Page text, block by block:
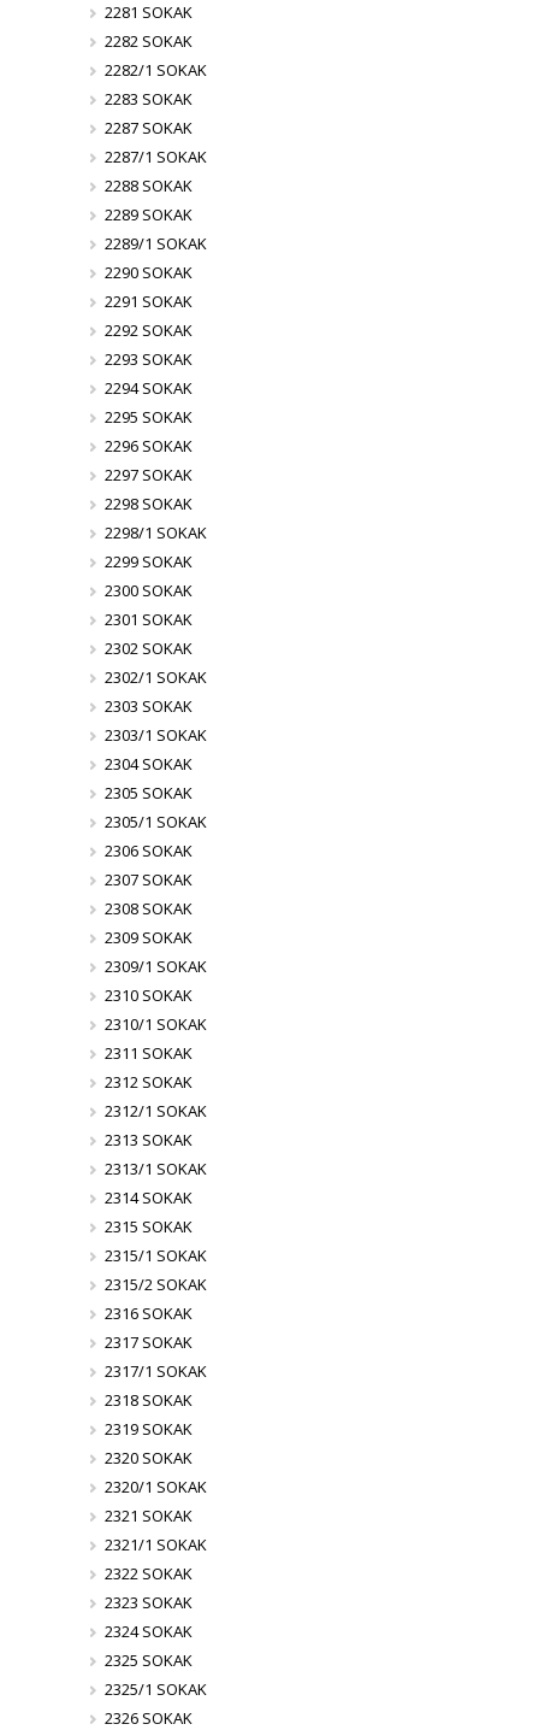
2281 SOKAK
2282 SOKAK
2282/1 SOKAK
2283 SOKAK
2287 SOKAK
2287/1 SOKAK
2288 SOKAK
2289 SOKAK
2289/1 SOKAK
2290 SOKAK
2291 SOKAK
2292 SOKAK
2293 SOKAK
2294 SOKAK
2295 SOKAK
2296 SOKAK
2297 SOKAK
2298 SOKAK
2298/1 SOKAK
2299 SOKAK
2300 SOKAK
2301 SOKAK
2302 SOKAK
2302/1 SOKAK
2303 SOKAK
2303/1 SOKAK
2304 SOKAK
2305 SOKAK
2305/1 SOKAK
2306 SOKAK
2307 SOKAK
2308 SOKAK
2309 SOKAK
2309/1 SOKAK
2310 SOKAK
2310/1 SOKAK
2311 SOKAK
2312 SOKAK
2312/1 SOKAK
2313 SOKAK
2313/1 SOKAK
2314 SOKAK
2315 SOKAK
2315/1 SOKAK
2315/2 SOKAK
2316 SOKAK
2317 SOKAK
2317/1 SOKAK
2318 SOKAK
2319 SOKAK
2320 SOKAK
2320/1 SOKAK
2321 SOKAK
2321/1 SOKAK
2322 SOKAK
2323 SOKAK
2324 SOKAK
2325 SOKAK
2325/1 SOKAK
2326 SOKAK